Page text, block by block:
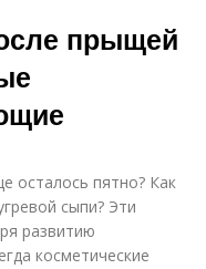
прыщей
осталось пятно? Как
сыпи? Эти
развитию
косметические